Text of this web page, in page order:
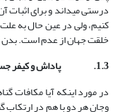
درستی می‏داند و برای
کنیم، ولی در عین حال به علت
خلقت جهان از عدم است. بدن
1.3.
پاداش و کیفر
در مورد اینکه آیا مکافات
وجان هر دو با هم در ارتکاب